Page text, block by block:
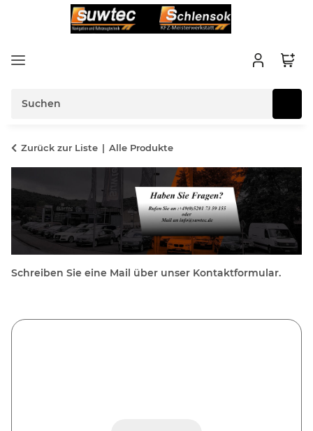
Zurück zur Liste Alle Produkte
Schreiben Sie eine Mail über unser Kontaktformular.